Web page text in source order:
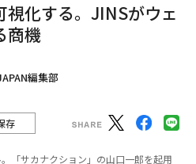
視化する。JINSがウェ
商機
編集部
存
。「サカナクション」の⼭⼝⼀郎を起用